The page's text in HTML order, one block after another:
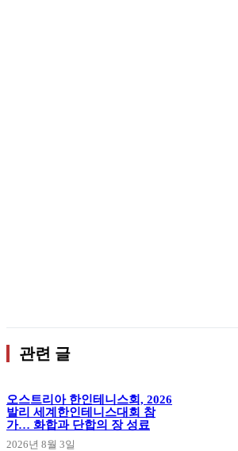
관련 글
오스트리아 한인테니스회, 2026
발리 세계한인테니스대회 참
가… 화합과 단합의 장 성료
2026년 8월 3일